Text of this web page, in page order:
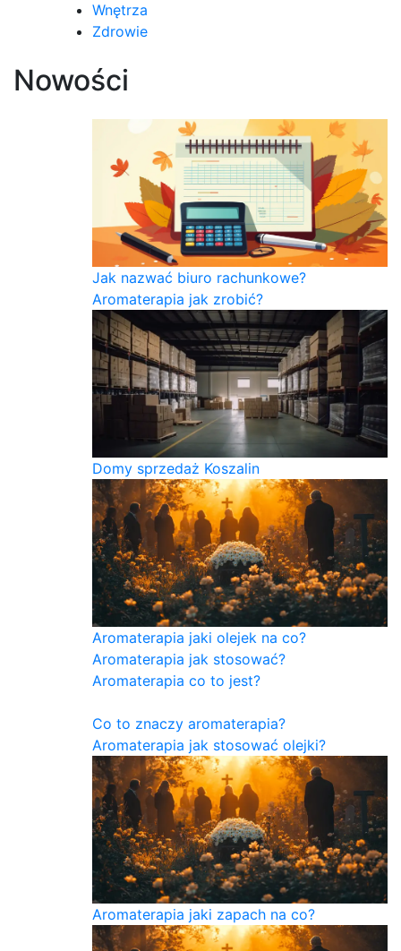
Wnętrza
Zdrowie
Nowości
Jak nazwać biuro rachunkowe?
Aromaterapia jak zrobić?
Domy sprzedaż Koszalin
Aromaterapia jaki olejek na co?
Aromaterapia jak stosować?
Aromaterapia co to jest?
Co to znaczy aromaterapia?
Aromaterapia jak stosować olejki?
Aromaterapia jaki zapach na co?